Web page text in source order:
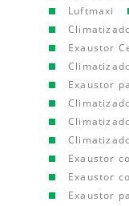
Luftmaxi
Exaustor
Exaustor
Exaustor
Exaustor
Exaustor